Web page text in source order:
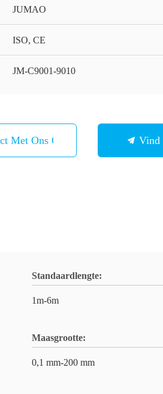
JUMAO
ISO, CE
JM-C9001-9010
Met Ons Op Vind
Standaardlengte:
1m-6m
Maasgrootte:
0,1 mm-200 mm